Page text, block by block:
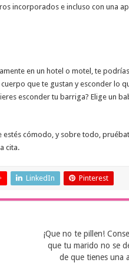
incorporados e incluso con una
en un hotel o motel, te
que te gustan y esconder lo
esconder tu barriga? Elige un
estés cómodo, y sobre todo,
cita.
LinkedIn Pinterest
¡Que no te pillen!
que tu marido no se
de que tienes una